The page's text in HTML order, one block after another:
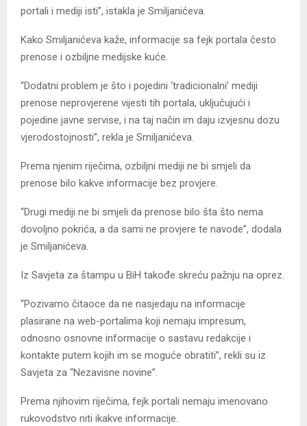
portali i mediji isti”, istakla je Smiljanićeva.
Kako Smiljanićeva kaže, informacije sa fejk portala često
prenose i ozbiljne medijske kuće.
“Dodatni problem je što i pojedini ‘tradicionalni’ mediji
prenose neprovjerene vijesti tih portala, uključujući i
pojedine javne servise, i na taj način im daju izvjesnu dozu
vjerodostojnosti”, rekla je Smiljanićeva.
Prema njenim riječima, ozbiljni mediji ne bi smjeli da
prenose bilo kakve informacije bez provjere.
“Drugi mediji ne bi smjeli da prenose bilo šta što nema
dovoljno pokrića, a da sami ne provjere te navode”, dodala
je Smiljanićeva.
Iz Savjeta za štampu u BiH takođe skreću pažnju na oprez.
“Pozivamo čitaoce da ne nasjedaju na informacije
plasirane na web-portalima koji nemaju impresum,
odnosno osnovne informacije o sastavu redakcije i
kontakte putem kojih im se moguće obratiti”, rekli su iz
Savjeta za “Nezavisne novine”.
Prema njihovim riječima, fejk portali nemaju imenovano
rukovodstvo niti ikakve informacije.